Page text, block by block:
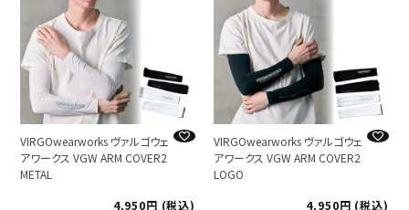
VIRGOwearworks ヴァルゴウェ
アワークス VGW ARM COVER2
METAL
4,950
税込
VIRGOwearworks ヴァルゴウェ
アワークス VGW ARM COVER2
LOGO
4,950
税込